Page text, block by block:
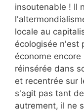
insoutenable ! Il
locale au
écologisée n'est
économe
réinsérée dans
et recentrée sur
s'agit pas tant
autrement, il ne